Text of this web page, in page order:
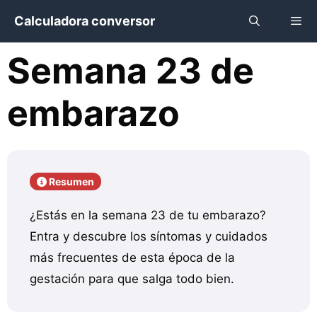
contenido
Calculadora conversor
Semana 23 de
embarazo
Resumen
¿Estás en la semana 23 de tu embarazo?
Entra y descubre los síntomas y cuidados
más frecuentes de esta época de la
gestación para que salga todo bien.